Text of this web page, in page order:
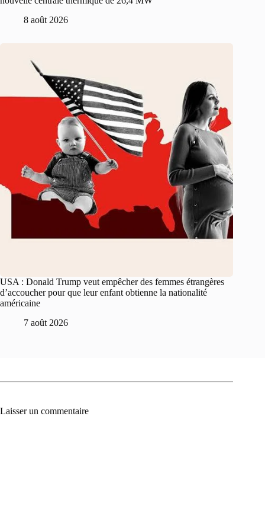
8 août 2026
USA : Donald Trump veut empêcher des femmes étrangères
d’accoucher pour que leur enfant obtienne la nationalité
américaine
7 août 2026
Laisser un commentaire